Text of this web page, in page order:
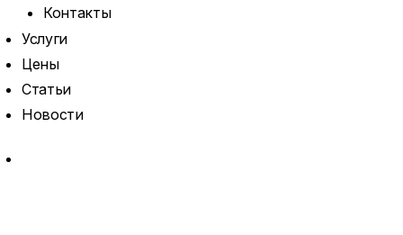
Контакты
Услуги
Цены
Статьи
Новости